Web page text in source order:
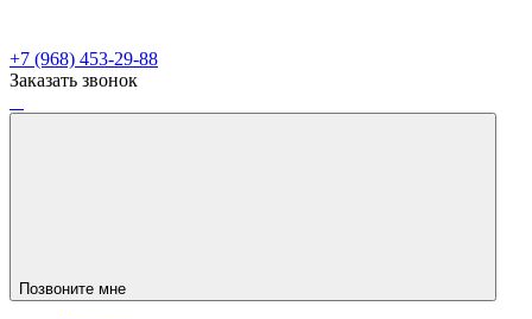
+7 (968) 453-29-88
Заказать звонок
Позвоните мне